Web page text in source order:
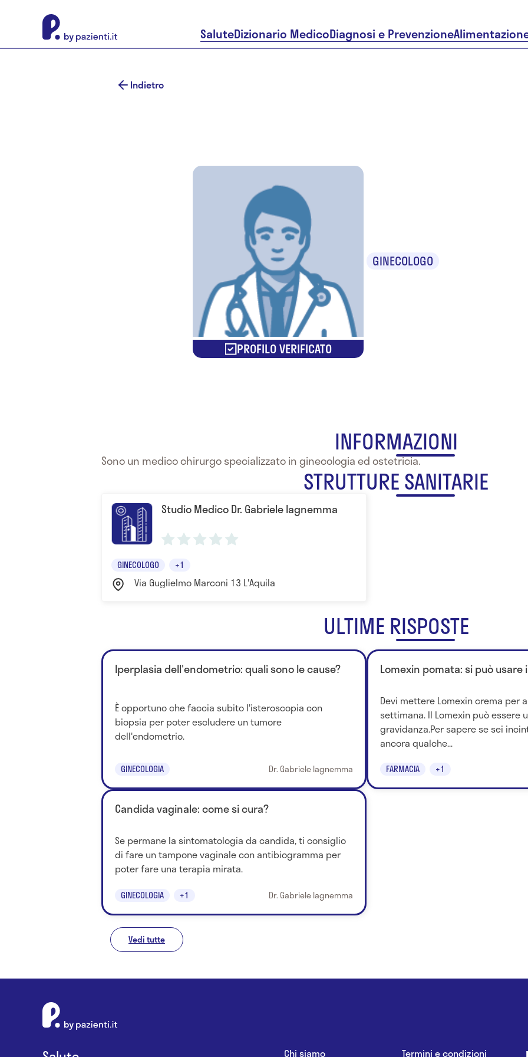
SaluteDizionario MedicoDiagnosi e Prevenzione
Indietro
PROFILO VERIFICATO
GINECOLOGO
INFORMAZIONI
Sono un medico chirurgo specializzato in ginecologia ed ostetricia.
STRUTTURE SANITARIE
Studio Medico Dr. Gabriele Iagnemma
GINECOLOGO +1
Via Guglielmo Marconi 13 L'Aquila
ULTIME RISPOSTE
Iperplasia dell'endometrio: quali sono le cause?
È opportuno che faccia subito l'isteroscopia con
biopsia per poter escludere un tumore
dell'endometrio.
GINECOLOGIA Dr. Gabriele Iagnemma
Lomexin pomata: si può usare
Devi mettere Lomexin crema per
settimana. Il Lomexin può essere
gravidanza.Per sapere se sei
ancora qualche...
FARMACIA +1
Candida vaginale: come si cura?
Se permane la sintomatologia da candida, ti consiglio
di fare un tampone vaginale con antibiogramma per
poter fare una terapia mirata.
GINECOLOGIA +1 Dr. Gabriele Iagnemma
Vedi tutte
Chi siamo Termini e condizioni